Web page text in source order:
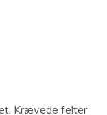
Krævede felter